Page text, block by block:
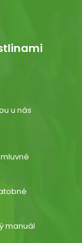
u nás
manuál